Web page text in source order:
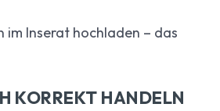
Inserat hochladen – das
KORREKT HANDELN